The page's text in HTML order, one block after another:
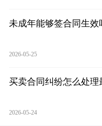
未成年能够签合同生效
2026-05-25
买卖合同纠纷怎么处理
2026-05-24